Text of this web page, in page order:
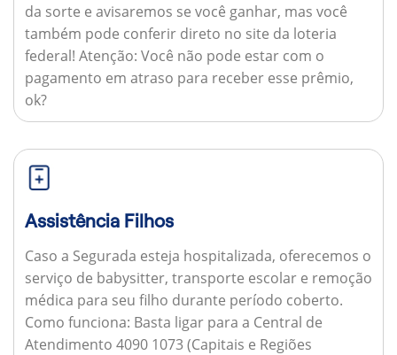
da sorte e avisaremos se você ganhar, mas você
também pode conferir direto no site da loteria
federal! Atenção: Você não pode estar com o
pagamento em atraso para receber esse prêmio,
ok?
Assistência Filhos
Caso a Segurada esteja hospitalizada, oferecemos o
serviço de babysitter, transporte escolar e remoção
médica para seu filho durante período coberto.
Como funciona: Basta ligar para a Central de
Atendimento 4090 1073 (Capitais e Regiões